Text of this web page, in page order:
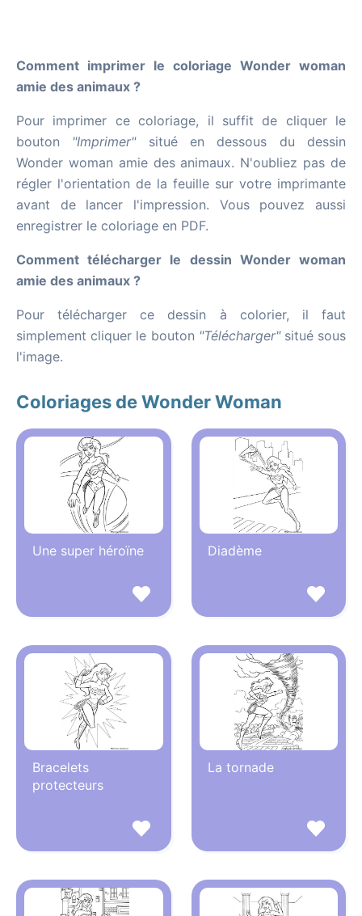
Comment imprimer le coloriage Wonder woman
amie des animaux ?
Pour imprimer ce coloriage, il suffit de cliquer le
bouton "Imprimer"situé en dessous du dessin
Wonder woman amie des animaux. N'oubliez pas de
régler l'orientation de la feuille sur votre imprimante
avant de lancer l'impression. Vous pouvez aussi
enregistrer le coloriage en PDF.
Comment télécharger le dessin Wonder woman
amie des animaux ?
Pour télécharger ce dessin à colorier, il faut
simplement cliquer le bouton "Télécharger"situé sous
l'image.
Coloriages de Wonder Woman
Une super héroïne Diadème
Bracelets
protecteurs
La tornade